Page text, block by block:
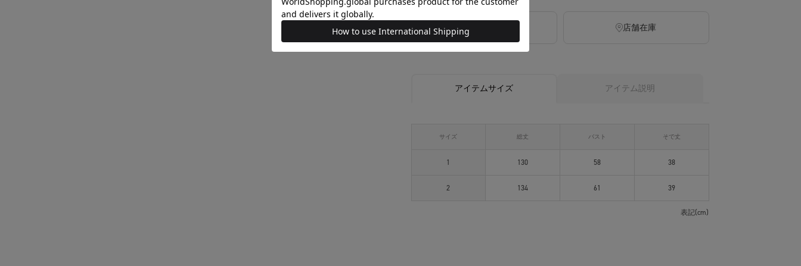
店舗在庫
アイテムサイズ アイテム説明
サイズ 総丈 バスト そで丈
1 130 58 38
2 134 61 39
表記(cm)